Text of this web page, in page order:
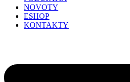
NOVOTY
ESHOP
KONTAKTY